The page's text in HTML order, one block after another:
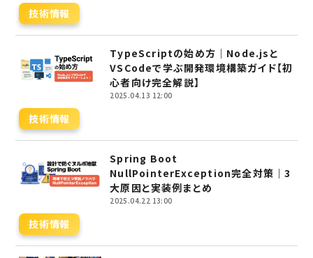
技術情報
TypeScriptの始め方｜Node.jsと
VSCodeで学ぶ開発環境構築ガイド【初
心者向け完全解説】
2025.04.13 12:00
技術情報
Spring Boot
NullPointerException完全対策｜3
大原因と実装例まとめ
2025.04.22 13:00
技術情報